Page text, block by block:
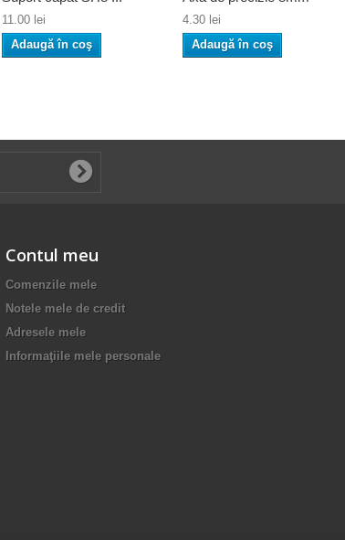
11.00 lei
Adaugă în coş
4.30 lei
Adaugă în coş
Contul meu
Comenzile mele
Notele mele de credit
Adresele mele
Informaţiile mele personale